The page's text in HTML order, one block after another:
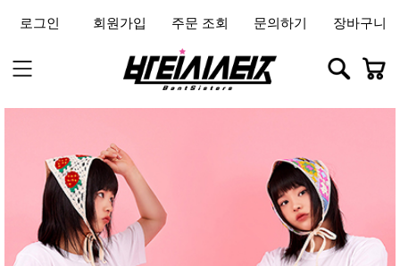
로그인 회원가입 주문 조회 문의하기 장바구니